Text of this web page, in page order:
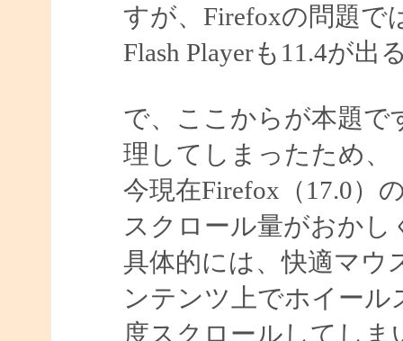
すが、Firefoxの問題で
Flash Playerも11.4が
で、ここからが本題で
理してしまったため、
今現在Firefox（17.0）
スクロール量がおか
具体的には、快適マウ
ンテンツ上でホイール
度スクロールしてしま